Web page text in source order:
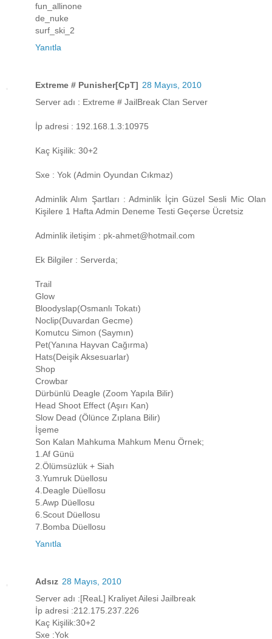
fun_allinone
de_nuke
surf_ski_2
Yanıtla
Extreme # Punisher[CpT] 28 Mayıs, 2010
Server adı : Extreme # JailBreak Clan Server
İp adresi : 192.168.1.3:10975
Kaç Kişilik: 30+2
Sxe : Yok (Admin Oyundan Cıkmaz)
Adminlik Alım Şartları : Adminlik İçin Güzel Sesli Mic Olan
Kişilere 1 Hafta Admin Deneme Testi Geçerse Ücretsiz
Adminlik iletişim : pk-ahmet@hotmail.com
Ek Bilgiler : Serverda;
Trail
Glow
Bloodyslap(Osmanlı Tokatı)
Noclip(Duvardan Gecme)
Komutcu Simon (Saymın)
Pet(Yanına Hayvan Cağırma)
Hats(Deişik Aksesuarlar)
Shop
Crowbar
Dürbünlü Deagle (Zoom Yapıla Bilir)
Head Shoot Effect (Aşırı Kan)
Slow Dead (Ölünce Zıplana Bilir)
İşeme
Son Kalan Mahkuma Mahkum Menu Örnek;
1.Af Günü
2.Ölümsüzlük + Siah
3.Yumruk Düellosu
4.Deagle Düellosu
5.Awp Düellosu
6.Scout Düellosu
7.Bomba Düellosu
Yanıtla
Adsız 28 Mayıs, 2010
Server adı :[ReaL] Kraliyet Ailesi Jailbreak
İp adresi :212.175.237.226
Kaç Kişilik:30+2
Sxe :Yok